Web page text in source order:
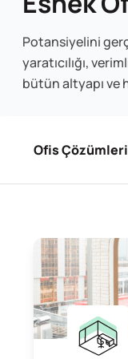
Potansiyelini
yaratıcılığı,
bütün altyapı ve
Ofis Çözümleri